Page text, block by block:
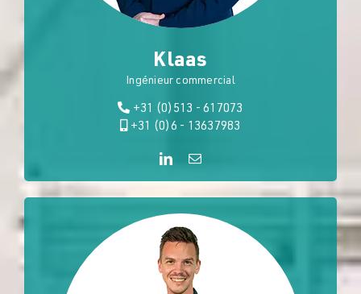
Klaas
Ingénieur commercial
+31 (0)513 - 617073
+31 (0)6 - 13637983